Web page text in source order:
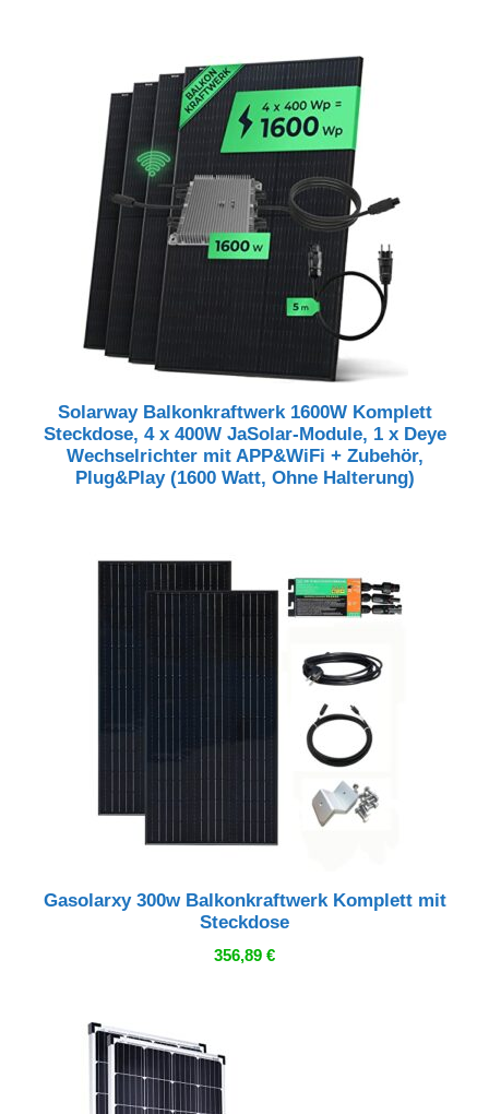
Solarway Balkonkraftwerk 1600W Komplett
Steckdose, 4 x 400W JaSolar-Module, 1 x Deye
Wechselrichter mit APP&WiFi + Zubehör,
Plug&Play (1600 Watt, Ohne Halterung)
Gasolarxy 300w Balkonkraftwerk Komplett mit
Steckdose
356,89 €